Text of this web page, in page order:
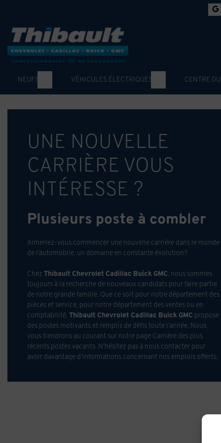
NEUFS VÉHICULES ÉLECTRIQUES CENTRE
UNE NOUVELLE
CARRIÈRE VOUS
INTÉRESSE ?
Plusieurs poste à combler
Aimeriez-vous commencer une nouvelle carrière dans le monde
de l’automobile, un domaine en constante évolution?
Chez Thibault Chevrolet Cadillac Buick GMC, nous sommes
toujours à la recherche de nouveaux candidats pour faire partie
de notre grande famille. Que ce soit pour notre département des
pièces et service, pour notre département des ventes ou en
comptabilité, Thibault Chevrolet Cadillac Buick GMC propose
des postes motivants et remplis de défis toute l’année. Nous
vous tiendrons au courant sur notre page Carrière des plus
récents postes vacants. N’hésitez pas à nous contacter pour
avoir davantage d’informations concernant nos emplois offerts.